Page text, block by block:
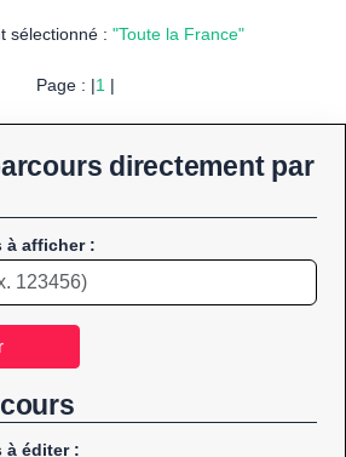
sélectionné : "Toute la France"
Page : |1|
directement par
à afficher :
à éditer :